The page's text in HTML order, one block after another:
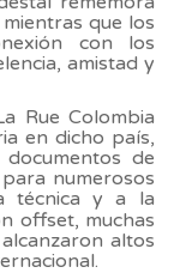
que los
con los
amistad y
Rue Colombia
en dicho país,
de
numerosos
técnica y a la
offset, muchas
altos